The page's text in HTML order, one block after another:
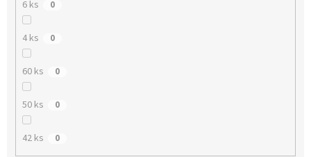
6 ks 0
4 ks 0
60 ks 0
50 ks 0
42 ks 0